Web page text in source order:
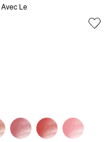
Avec Le